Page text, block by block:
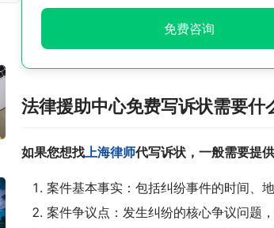
免费咨询
法律援助中心免费写诉状需要什
如果您想找上海律师代写诉状，一般需要提
案件基本事实：包括纠纷事件的时间、
案件争议点：发生纠纷的核心争议问题